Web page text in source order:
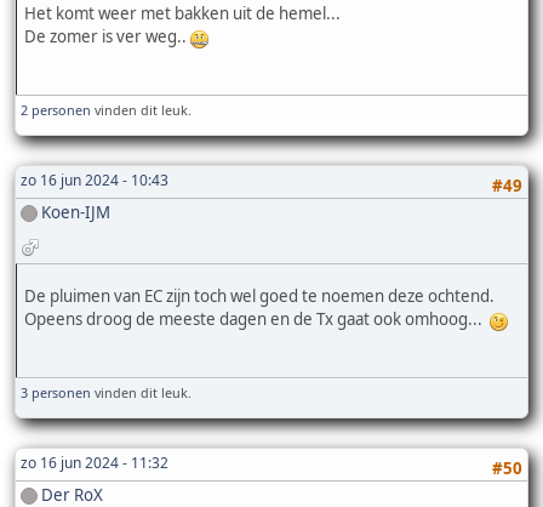
Het komt weer met bakken uit de hemel...
De zomer is ver weg..
2 personen vinden dit leuk.
zo 16 jun 2024 - 10:43
#49
Koen-IJM
De pluimen van EC zijn toch wel goed te noemen deze ochtend.
Opeens droog de meeste dagen en de Tx gaat ook omhoog...
3 personen vinden dit leuk.
zo 16 jun 2024 - 11:32
#50
Der RoX